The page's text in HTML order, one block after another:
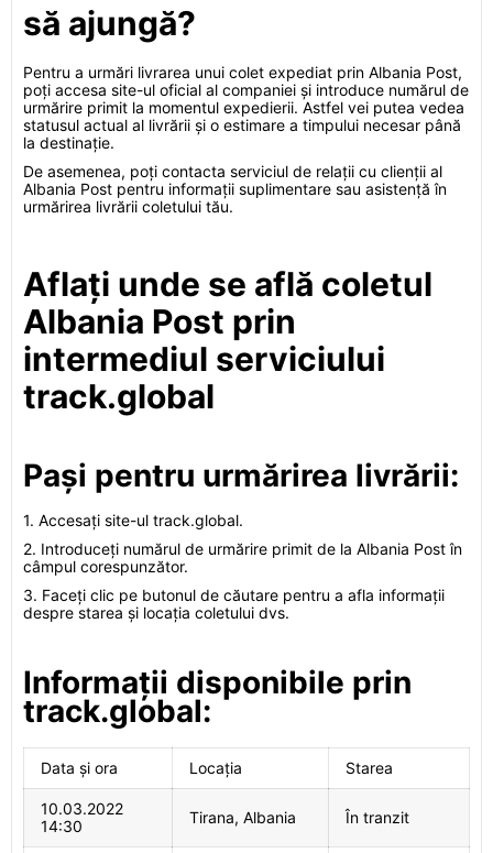
să ajungă?
Pentru a urmări livrarea unui colet expediat prin Albania Post,
poți accesa site-ul oficial al companiei și introduce numărul de
urmărire primit la momentul expedierii. Astfel vei putea vedea
statusul actual al livrării și o estimare a timpului necesar până
la destinație.
De asemenea, poți contacta serviciul de relații cu clienții al
Albania Post pentru informații suplimentare sau asistență în
urmărirea livrării coletului tău.
Aflați unde se află coletul
Albania Post prin
intermediul serviciului
track.global
Pași pentru urmărirea livrării:
1. Accesați site-ul track.global.
2. Introduceți numărul de urmărire primit de la Albania Post în
câmpul corespunzător.
3. Faceți clic pe butonul de căutare pentru a afla informații
despre starea și locația coletului dvs.
Informații disponibile prin
track.global:
Data și ora Locația Starea
10.03.2022
14:30
Tirana, Albania În tranzit